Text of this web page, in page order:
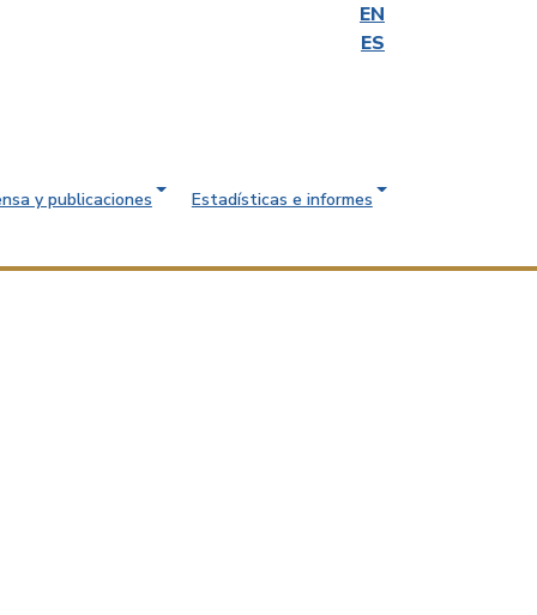
EN
ES
y publicaciones Estadísticas e informes